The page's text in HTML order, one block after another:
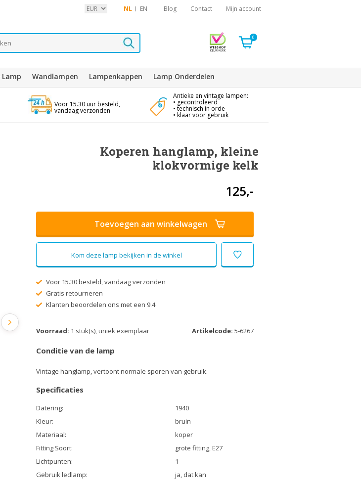
NL EN Blog Contact Mijn account
0
Wandlampen Lampenkappen Lamp Onderdelen
Voor 15.30 uur besteld,
vandaag verzonden
Antieke en vintage lampen:
• gecontroleerd
• technisch in orde
• klaar voor gebruik
Koperen hanglamp, kleine
klokvormige kelk
125,-
Toevoegen aan winkelwagen
Kom deze lamp bekijken in de winkel
Voor 15.30 besteld, vandaag verzonden
Gratis retourneren
Klanten beoordelen ons met een 9.4
Voorraad: 1 stuk(s), uniek exemplaar Artikelcode: 5-6267
Conditie van de lamp
Vintage hanglamp, vertoont normale sporen van gebruik.
Specificaties
Datering:
1940
Kleur:
bruin
Materiaal:
koper
Fitting Soort:
grote fitting, E27
Lichtpunten:
1
Gebruik ledlamp:
ja, dat kan